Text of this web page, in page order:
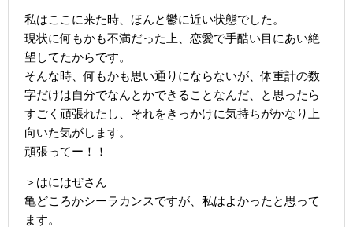
私はここに来た時、ほんと鬱に近い状態でした。
現状に何もかも不満だった上、恋愛で手酷い目にあい絶
望してたからです。
そんな時、何もかも思い通りにならないが、体重計の数
字だけは自分でなんとかできることなんだ、と思ったら
すごく頑張れたし、それをきっかけに気持ちがかなり上
向いた気がします。
頑張ってー！！
＞はにはぜさん
亀どころかシーラカンスですが、私はよかったと思って
ます。